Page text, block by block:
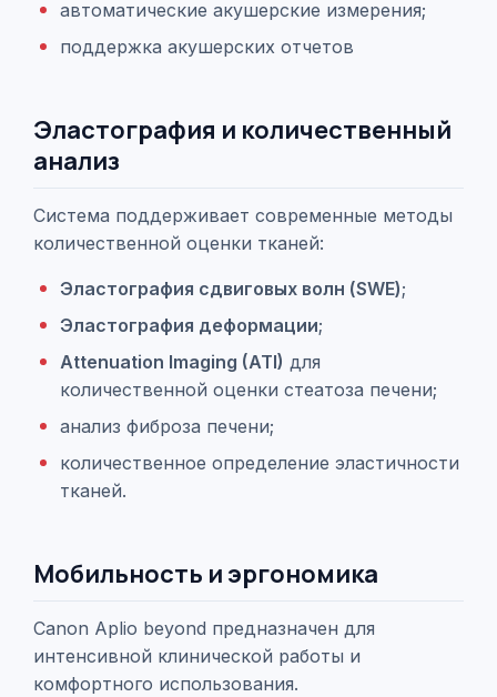
автоматические акушерские измерения;
поддержка акушерских отчетов
Эластография и количественный
анализ
Система поддерживает современные методы
количественной оценки тканей:
Эластография сдвиговых волн (SWE);
Эластография деформации;
Attenuation Imaging (ATI) для
количественной оценки стеатоза печени;
анализ фиброза печени;
количественное определение эластичности
тканей.
Мобильность и эргономика
Canon Aplio beyond предназначен для
интенсивной клинической работы и
комфортного использования.